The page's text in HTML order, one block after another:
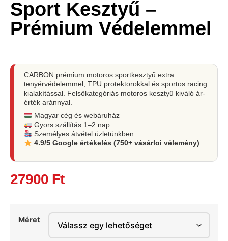
Sport Kesztyű –
Prémium Védelemmel
CARBON prémium motoros sportkesztyű extra
tenyérvédelemmel, TPU protektorokkal és sportos racing
kialakítással. Felsőkategóriás motoros kesztyű kiváló ár-
érték aránnyal.
Magyar cég és webáruház
Gyors szállítás 1–2 nap
Személyes átvétel üzletünkben
4.9/5 Google értékelés (750+ vásárloi vélemény)
27900 Ft
Méret